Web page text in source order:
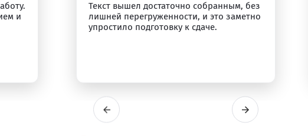
и
Текст вышел достаточно собранным, без
лишней перегруженности, и это заметно
упростило подготовку к сдаче.